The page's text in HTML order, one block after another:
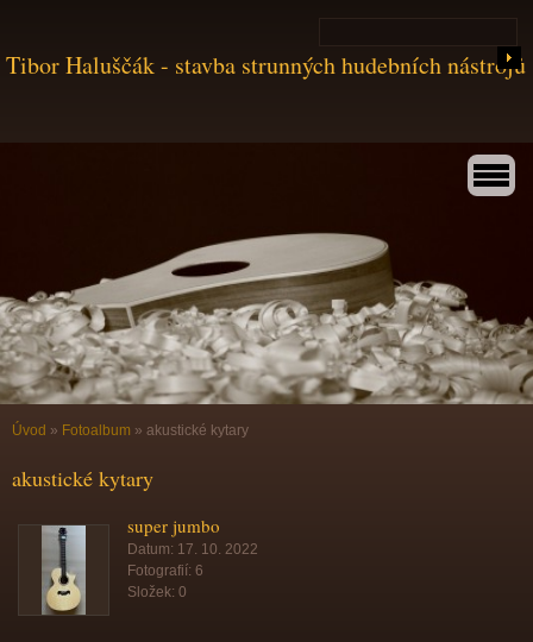
Tibor Haluščák - stavba strunných hudebních nástrojů
Úvod » Fotoalbum » akustické kytary
akustické kytary
super jumbo
Datum: 17. 10. 2022
Fotografií: 6
Složek: 0